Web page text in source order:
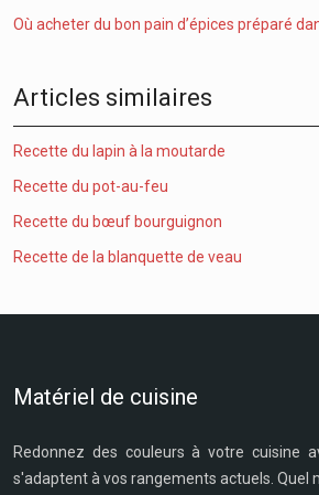
Où acheter du bon pain d’épices préparé
Articles similaires
Recette du lapin à la moutarde
Recette du pot-au-feu
Recette du bœuf bourguignon
Recette de la blanquette de veau
Matériel de cuisine
Redonnez des couleurs à votre cuisine
s'adaptent à vos rangements actuels. Quel